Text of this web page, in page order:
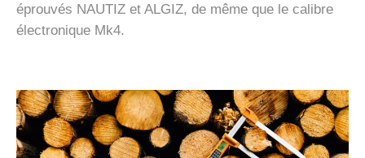
éprouvés NAUTIZ et ALGIZ, de même que le calibre
électronique Mk4.